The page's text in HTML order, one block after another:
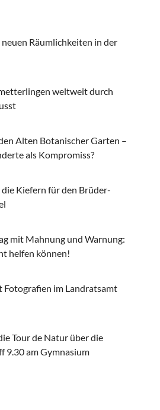
Räumlichkeiten in der
weltweit durch
Alten Botanischer Garten –
als Kompromiss?
Kiefern für den Brüder-
mit Mahnung und Warnung:
helfen können!
Fotografien im Landratsamt
Tour de Natur über die
9.30 am Gymnasium